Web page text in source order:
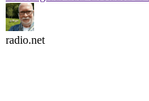
radio.net